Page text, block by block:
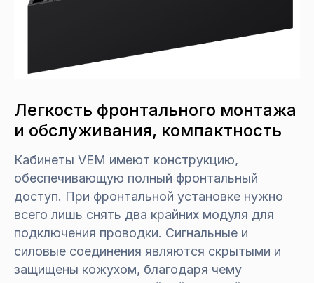
Легкость фронтального монтажа
и обслуживания, компактность
Кабинеты VEM имеют конструкцию,
обеспечивающую полный фронтальный
доступ. При фронтальной установке нужно
всего лишь снять два крайних модуля для
подключения проводки. Сигнальные и
силовые соединения являются скрытыми и
защищены кожухом, благодаря чему